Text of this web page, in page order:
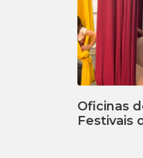
Oficinas
Festivais